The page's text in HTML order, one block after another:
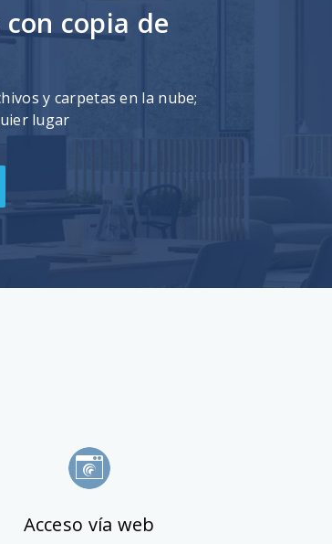
copia de
y carpetas en la nube;
lugar
Acceso vía web